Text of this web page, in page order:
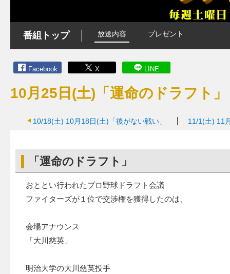
番組トップ 放送内容 プレゼント
Facebook X LINE
10月25日(土)「運命のドラフト」
10/18(土) 10月18日(土)「後がない戦い」 11/1(土) 11
「運命のドラフト」
おととい行われたプロ野球ドラフト会議
ファイターズが１位で交渉権を獲得したのは、
会場アナウンス
「大川慈英」
明治大学の大川慈英投手